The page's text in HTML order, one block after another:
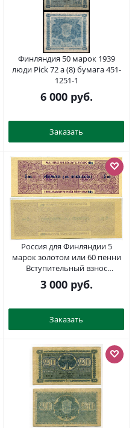
Финляндия 50 марок 1939
люди Pick 72 a (8) бумага 451-
1251-1
6 000руб.
Заказать
Россия для Финляндии 5
марок золотом или 60 пенни
Вступительный взнос
включает гербовый сбор
бумага 436-8-2
3 000руб.
Заказать